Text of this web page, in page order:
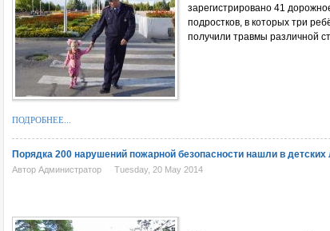
зарегистрировано 41
подростков, в которых три
получили травмы различной
ПОДРОБНЕЕ...
Порядка 200 нарушений пожарной безопасности нашли в детских
Автор Администратор Tuesday, 20 May 2014